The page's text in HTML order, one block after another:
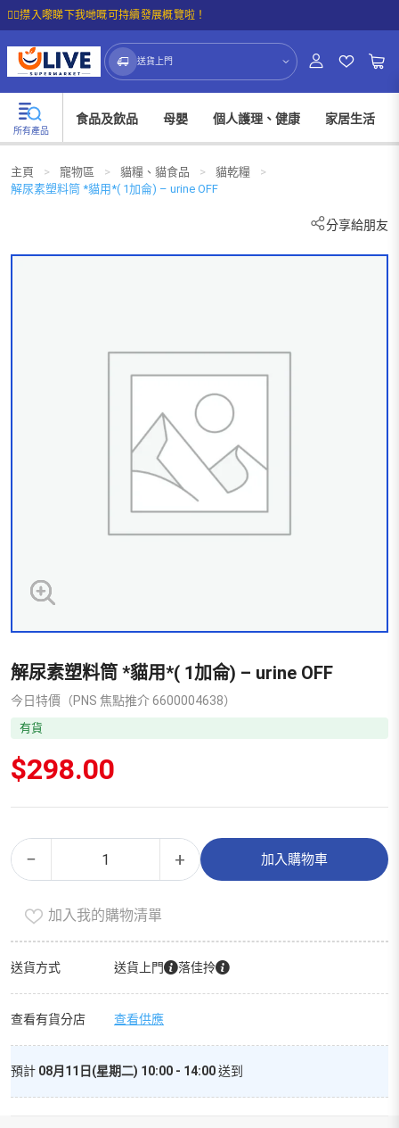
☝🏼㩒入嚟睇下我哋嘅可持續發展概覽啦！
送貨上門
所有產品
食品及飲品 母嬰 個人護理、健康 家居生活
主頁 > 寵物區 > 貓糧、貓食品 > 貓乾糧
>
解尿素塑料筒 *貓用*( 1加侖) – urine OFF
分享給朋友
解尿素塑料筒 *貓用*( 1加侖) – urine OFF
今日特價（PNS 焦點推介 6600004638）
有貨
$298.00
−
解
尿
料
筒
用
*
(
1
+ 加入購物車
Alternative:
加入我的購物清單
送貨方式 送貨上門 落佳拎
查看有貨分店 查看供應
預計 08月11日(星期二) 10:00 - 14:00送到